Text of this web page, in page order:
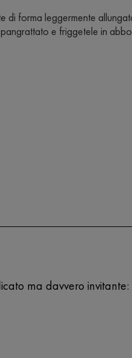
di forma leggermente
e friggetele in
ma davvero invitante: